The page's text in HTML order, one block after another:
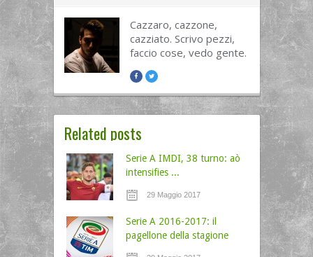
Cazzaro, cazzone,
cazziato. Scrivo pezzi,
faccio cose, vedo gente.
Related posts
Serie A IMDI, 38 turno: aò
intensifies ...
29 Maggio 2017
Serie A 2016-2017: il
pagellone della stagione